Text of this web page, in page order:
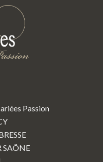
Passion
SAÔNE